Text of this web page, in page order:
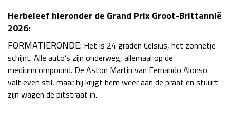
Kwalificatie
za 19:00 - 20:00
Race
Herbeleef hieronder de Grand Prix Groot-Brittannië
2026:
FORMATIERONDE: Het is 24 graden Celsius, het zonnetje
schijnt. Alle auto’s zijn onderweg, allemaal op de
mediumcompound. De Aston Martin van Fernando Alonso
valt even stil, maar hij krijgt hem weer aan de praat en stuurt
zijn wagen de pitstraat in.